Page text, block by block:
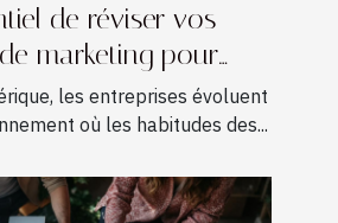
de réviser vos
marketing pour
les entreprises évoluent
où les habitudes des...